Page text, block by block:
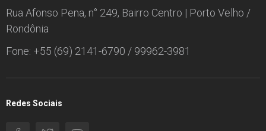
Rua Afonso Pena, n° 249, Bairro Centro | Porto Velho /
Rondônia
Fone: +55 (69) 2141-6790 / 99962-3981
Redes Sociais